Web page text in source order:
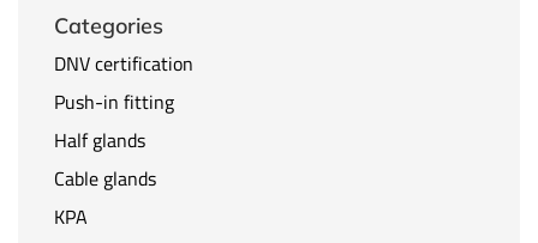
Categories
DNV certification
Push-in fitting
Half glands
Cable glands
KPA